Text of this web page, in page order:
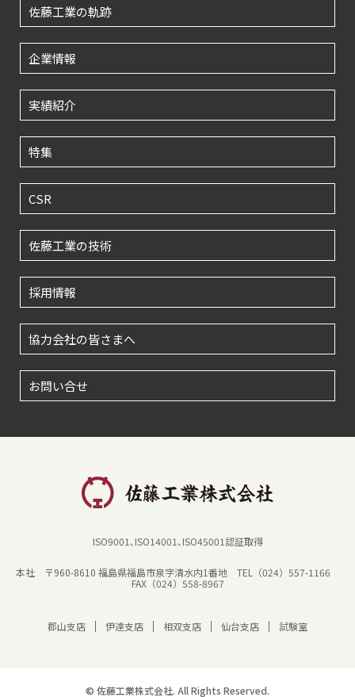
佐藤工業の軌跡
企業情報
実績紹介
特集
CSR
佐藤工業の技術
採用情報
協力会社の皆さまへ
お問い合せ
ISO9001､ISO14001､ISO45001認証取得
本社 〒960-8610 福島県福島市泉字清水内1番地
TEL（024）557-1166
FAX（024）558-8967
郡山支店 伊達支店 相双支店 仙台支店 試験室
© 佐藤工業株式会社. All Rights Reserved.